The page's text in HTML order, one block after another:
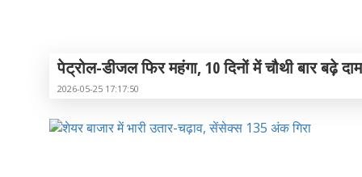
पेट्रोल-डीजल फिर महंगा, 10 दिनों में चौथी बार बढ़े दाम
2026-05-25 17:17:50